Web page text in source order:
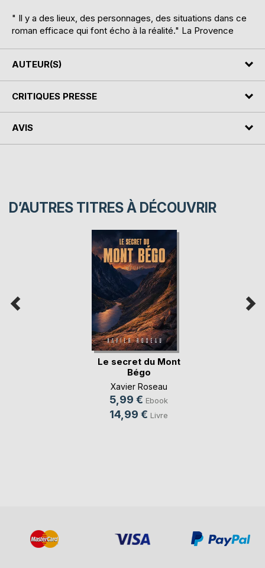
" Il y a des lieux, des personnages, des situations dans ce
roman efficace qui font écho à la réalité." La Provence
AUTEUR(S)
CRITIQUES PRESSE
AVIS
D’AUTRES TITRES À DÉCOUVRIR
Le secret du Mont
Bégo
Xavier Roseau
5,99 € Ebook
14,99 € Livre